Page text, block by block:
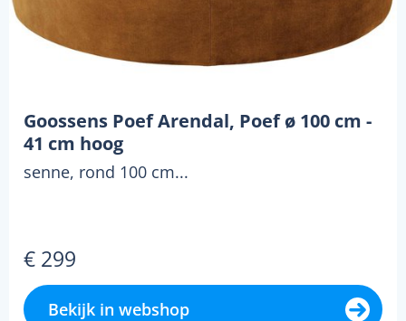
Goossens Poef Arendal, Poef ø 100 cm -
41 cm hoog
senne, rond 100 cm...
€ 299
Bekijk in webshop